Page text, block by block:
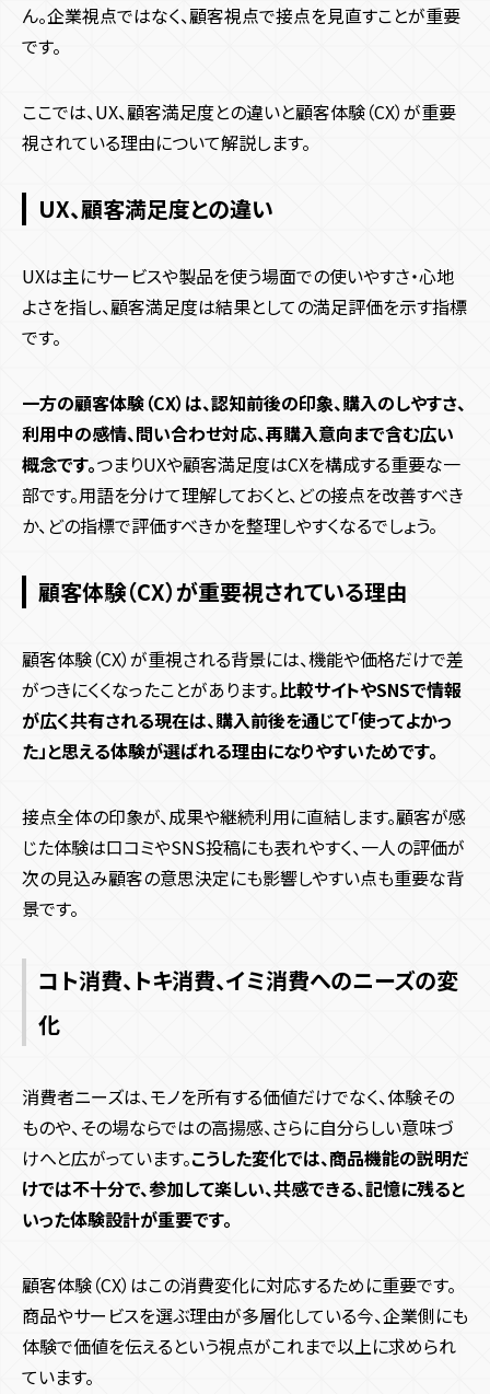
ARUMA GARDEN DOGS
顧客体験（CX）を向上させるまでの流れ
1.現状を正しく把握する
顧客体験（CX）向上ならBALANCeにお任せください
ん。企業視点ではなく、顧客視点で接点を見直すことが重要
です。
ここでは、UX、顧客満足度との違いと顧客体験（CX）が重要
視されている理由について解説します。
UX、顧客満足度との違い
UXは主にサービスや製品を使う場面での使いやすさ・心地
よさを指し、顧客満足度は結果としての満足評価を示す指標
です。
一方の顧客体験（CX）は、認知前後の印象、購入のしやすさ、
利用中の感情、問い合わせ対応、再購入意向まで含む広い
概念です。つまりUXや顧客満足度はCXを構成する重要な一
部です。用語を分けて理解しておくと、どの接点を改善すべき
か、どの指標で評価すべきかを整理しやすくなるでしょう。
顧客体験（CX）が重要視されている理由
顧客体験（CX）が重視される背景には、機能や価格だけで差
がつきにくくなったことがあります。比較サイトやSNSで情報
が広く共有される現在は、購入前後を通じて「使ってよかっ
た」と思える体験が選ばれる理由になりやすいためです。
接点全体の印象が、成果や継続利用に直結します。顧客が感
じた体験は口コミやSNS投稿にも表れやすく、一人の評価が
次の見込み顧客の意思決定にも影響しやすい点も重要な背
景です。
コト消費、トキ消費、イミ消費へのニーズの変
化
消費者ニーズは、モノを所有する価値だけでなく、体験その
ものや、その場ならではの高揚感、さらに自分らしい意味づ
けへと広がっています。こうした変化では、商品機能の説明だ
けでは不十分で、参加して楽しい、共感できる、記憶に残ると
いった体験設計が重要です。
顧客体験（CX）はこの消費変化に対応するために重要です。
商品やサービスを選ぶ理由が多層化している今、企業側にも
体験で価値を伝えるという視点がこれまで以上に求められ
ています。